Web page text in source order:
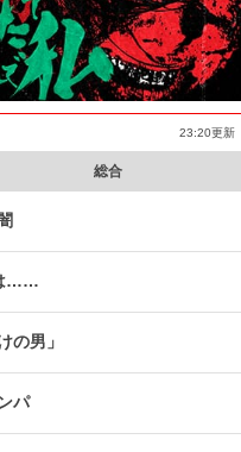
23:20更新
総合
……
の男」
パ